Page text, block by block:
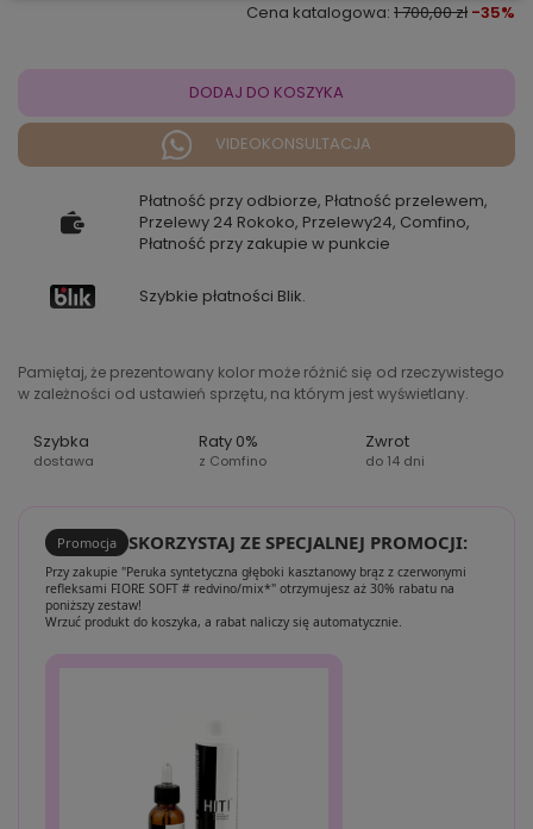
Cena katalogowa: 1 700,00 zł -35%
DODAJ DO KOSZYKA
VIDEOKONSULTACJA
Płatność przy odbiorze, Płatność przelewem,
Przelewy 24 Rokoko, Przelewy24, Comfino,
Płatność przy zakupie w punkcie
Szybkie płatności Blik.
Pamiętaj, że prezentowany kolor może różnić się od rzeczywistego
w zależności od ustawień sprzętu, na którym jest wyświetlany.
Szybka
dostawa
Raty 0%
z Comfino
Zwrot
do 14 dni
Promocja SKORZYSTAJ ZE SPECJALNEJ PROMOCJI:
Przy zakupie "Peruka syntetyczna głęboki kasztanowy brąz z czerwonymi
refleksami FIORE SOFT # redvino/mix*" otrzymujesz aż 30% rabatu na
poniższy zestaw!
Wrzuć produkt do koszyka, a rabat naliczy się automatycznie.